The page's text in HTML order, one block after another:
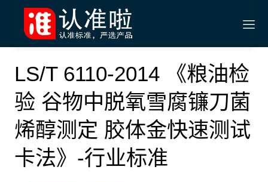
LS/T 6110-2014 《粮油检
验 谷物中脱氧雪腐镰刀菌
烯醇测定 胶体金快速测试
卡法》-行业标准